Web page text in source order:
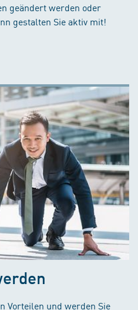
geändert werden oder
gestalten Sie aktiv mit!
Vorteilen und werden Sie